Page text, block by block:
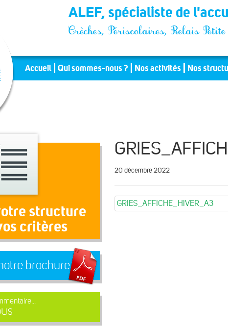
ALEF, spécialiste de
Crèches, Périscolaires, Relais
Accueil Qui sommes-nous ? Nos activités Nos
structure
critères
brochure
20 décembre 2022
GRIES_AFFICHE_HIVER_A3